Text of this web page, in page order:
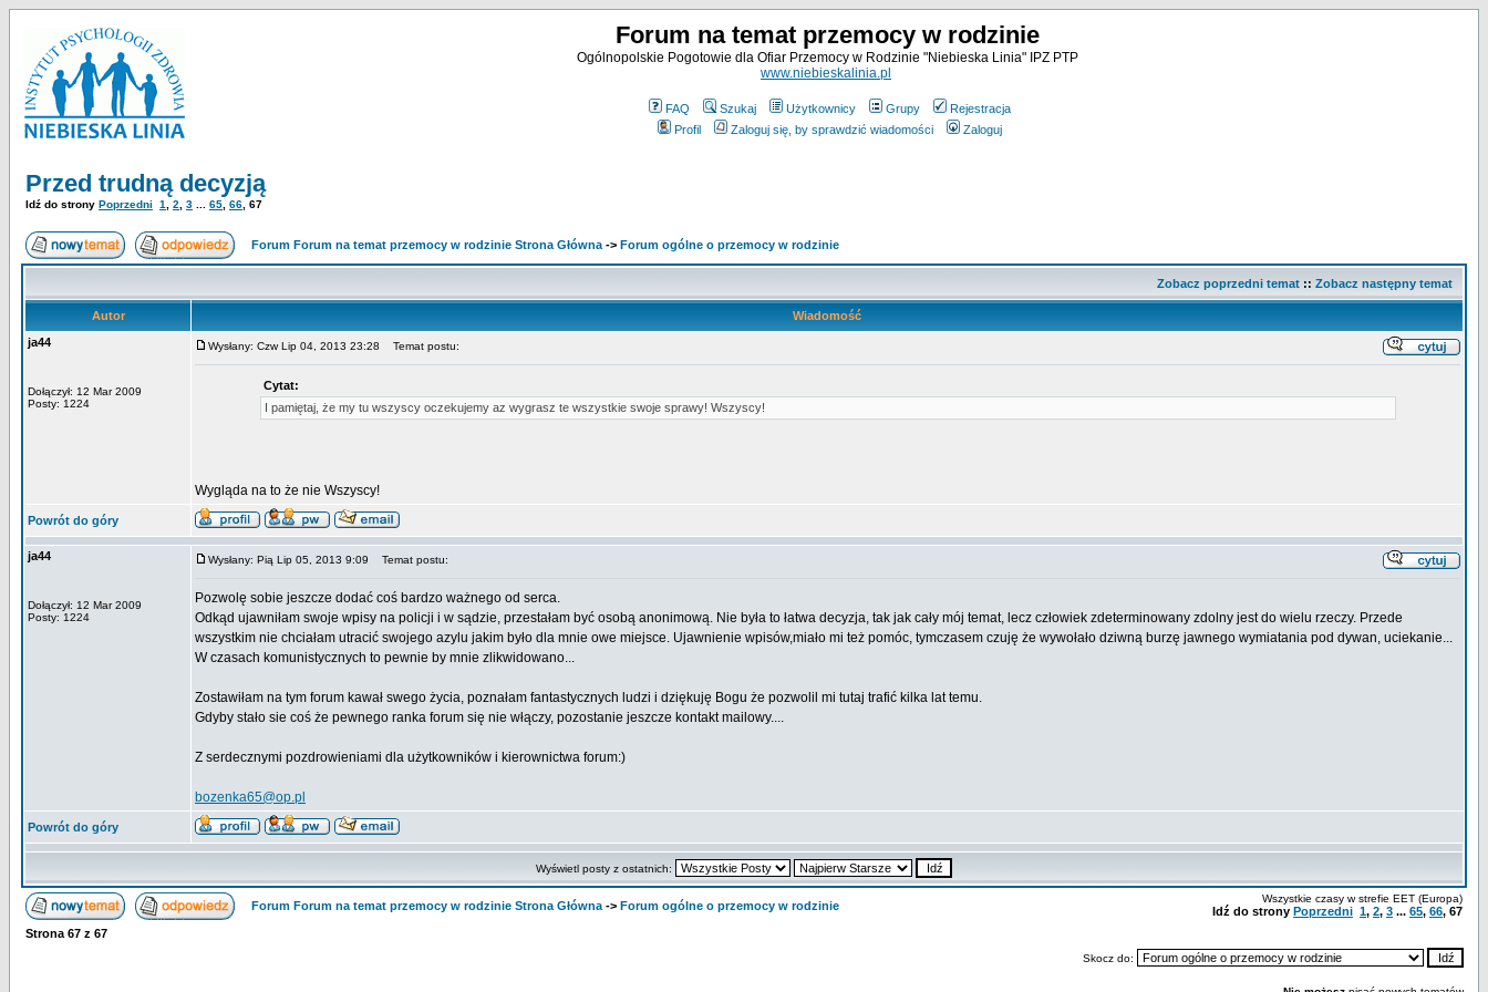
Forum na temat przemocy w rodzinie
Ogólnopolskie Pogotowie dla Ofiar Przemocy w Rodzinie "Niebieska Linia" IPZ PTP
www.niebieskalinia.pl
FAQ Szukaj Użytkownicy Grupy
Rejestracja
Profil
Zaloguj się, by sprawdzić wiadomości Zaloguj
Przed trudną decyzją
Idź do strony Poprzedni 1 2 3 65 66 67
Forum Forum na temat przemocy w rodzinie Strona Główna -> Forum ogólne o przemocy w rodzinie
Zobacz poprzedni temat :: Zobacz następny temat
Autor
Wiadomość
ja44
Dołączył: 12 Mar 2009
Posty: 1224
Wysłany: Czw Lip 04, 2013 23:28 Temat postu:
Cytat:
I pamiętaj, że my tu wszyscy oczekujemy az wygrasz te wszystkie swoje sprawy! Wszyscy!
Wygląda na to że nie Wszyscy!
Powrót do góry
ja44
Dołączył: 12 Mar 2009
Posty: 1224
Wysłany: Pią Lip 05, 2013 9:09 Temat postu:
Pozwolę sobie jeszcze dodać coś bardzo ważnego od serca.
Odkąd ujawniłam swoje wpisy na policji i w sądzie, przestałam być osobą anonimową. Nie była to łatwa decyzja, tak jak cały mój temat, lecz człowiek zdeterminowany zdolny jest do wielu rzeczy. Przede
wszystkim nie chciałam utracić swojego azylu jakim było dla mnie owe miejsce. Ujawnienie wpisów,miało mi też pomóc, tymczasem czuję że wywołało dziwną burzę jawnego wymiatania pod dywan, uciekanie...
W czasach komunistycznych to pewnie by mnie zlikwidowano...
Zostawiłam na tym forum kawał swego życia, poznałam fantastycznych ludzi i dziękuję Bogu że pozwolil mi tutaj trafić kilka lat temu.
Gdyby stało sie coś że pewnego ranka forum się nie włączy, pozostanie jeszcze kontakt mailowy....
Z serdecznymi pozdrowieniami dla użytkowników i kierownictwa forum:)
bozenka65@op.pl
Powrót do góry
Wyświetl posty z ostatnich:
Forum Forum na temat przemocy w rodzinie Strona Główna -> Forum ogólne o przemocy w rodzinie
Wszystkie czasy w strefie EET (Europa)
Idź do strony Poprzedni 1, 2, 3 ... 65, 66, 67
Strona 67 z 67
Skocz do: